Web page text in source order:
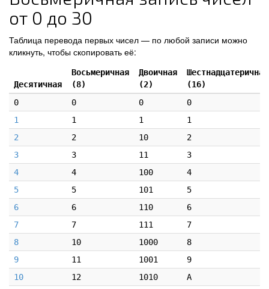
от 0 до 30
Таблица перевода первых чисел — по любой записи можно
кликнуть, чтобы скопировать её:
Десятичная
Восьмеричная
(8)
Двоичная
(2)
Шестнадцатеричная
(16)
0
0 0
0
1
1 1
1
2
2 10
2
3
3 11
3
4
4 100
4
5
5 101
5
6
6 110
6
7
7 111
7
8
10 1000
8
9
11 1001
9
10
12 1010
A